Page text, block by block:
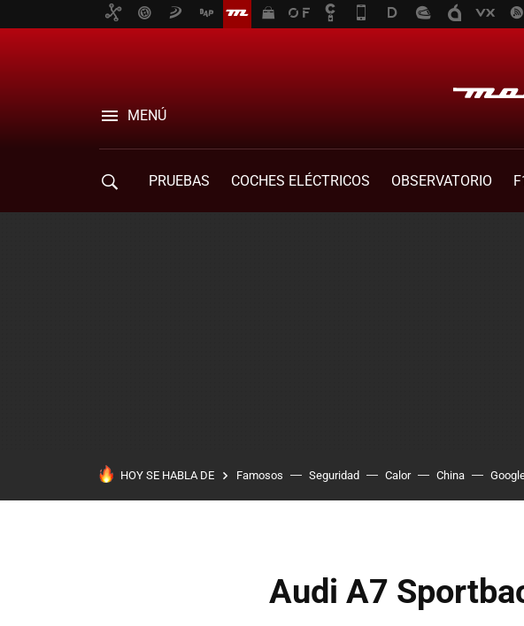
MENÚ
PRUEBAS COCHES ELÉCTRICOS OBSERVATORIO
HOY SE HABLA DE Famosos Seguridad Calor China
Audi A7